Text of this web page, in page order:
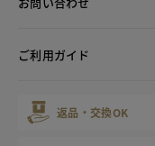
ご利用ガイド
返品・交換OK